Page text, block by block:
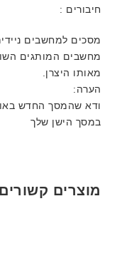
חיבורים :
מסכים למחשבים
מחשבים המותגים
מאותו היצרן.
הערה:
ודא שהמסך החדש
במסך הישן שלך
מוצרים קשורים